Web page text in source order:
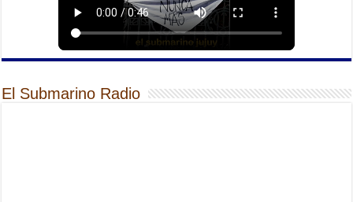
El Submarino Radio